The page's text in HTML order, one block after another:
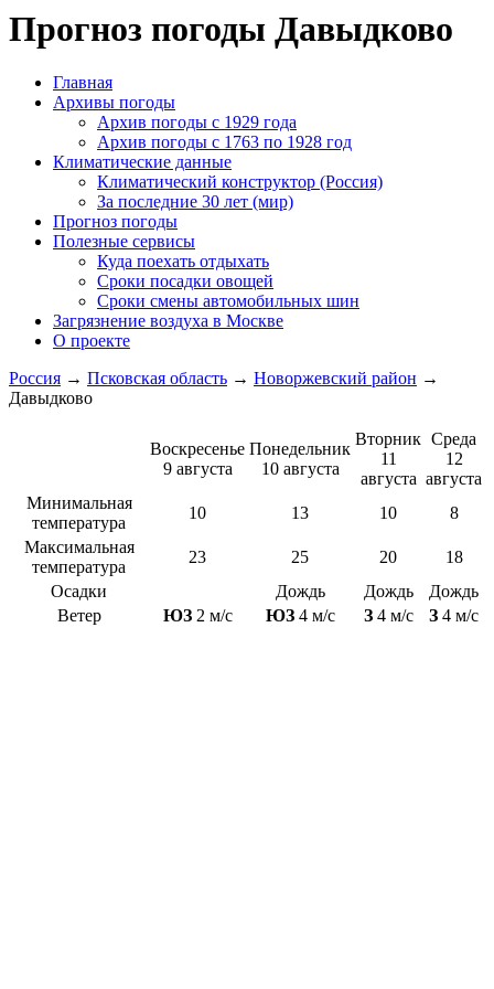
Прогноз погоды Давыдково
Главная
Архивы погоды
Архив погоды c 1929 года
Архив погоды c 1763 по 1928 год
Климатические данные
Климатический конструктор (Россия)
За последние 30 лет (мир)
Прогноз погоды
Полезные сервисы
Куда поехать отдыхать
Сроки посадки овощей
Сроки смены автомобильных шин
Загрязнение воздуха в Москве
О проекте
Россия → Псковская область → Новоржевский район →
Давыдково
Воскресенье
9 августа
Понедельник
10 августа
Вторник
11
августа
Среда
12
августа
Минимальная
температура
10 13 10
8
Максимальная
температура
23 25 20
18
Осадки
Дождь Дождь
Дождь
Ветер
ЮЗ2 м/с ЮЗ4 м/с З4 м/с З 4 м/с